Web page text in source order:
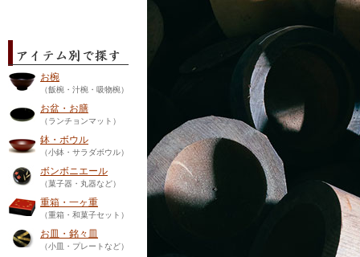
お椀
（飯椀・汁椀・吸物椀）
お盆・お膳
（ランチョンマット）
鉢・ボウル
（小鉢・サラダボウル）
ボンボニエール
（菓子器・丸器など）
重箱・一ヶ重
（重箱・和菓子セット）
お皿・銘々皿
（小皿・プレートなど）